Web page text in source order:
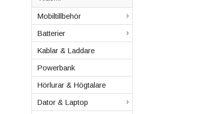
Mobiltillbehör
Batterier
Kablar & Laddare
Powerbank
Hörlurar & Högtalare
Dator & Laptop